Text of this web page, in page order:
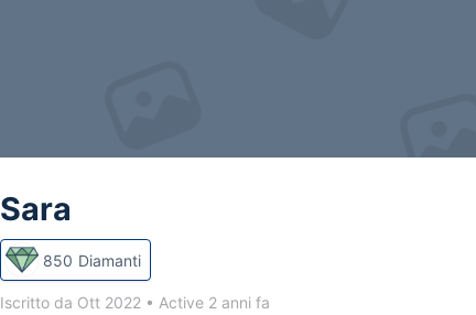
Sara
850 Diamanti
Iscritto da Ott 2022 • Active 2 anni fa